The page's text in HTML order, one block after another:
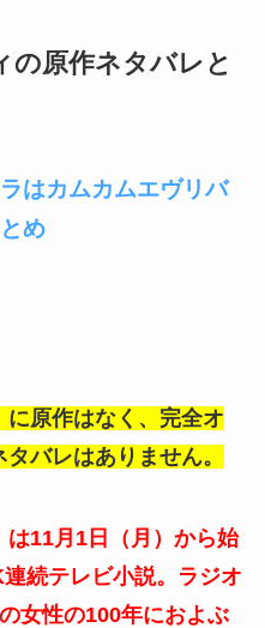
の原作ネタバレと
はカムカムエヴリバ
め
に原作はなく、完全オ
バレはありません。
は11月1日（月）から始
続テレビ小説。ラジオ
女性の100年におよぶ